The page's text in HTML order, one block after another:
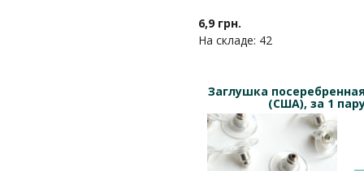
6,9 грн.
На складе: 42
Заглушка
(США), за 1